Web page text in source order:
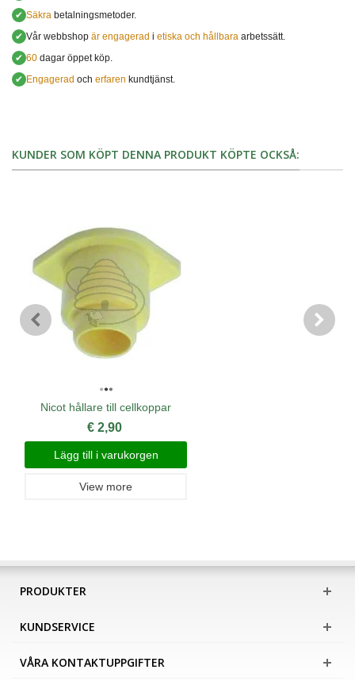
✔ Säkra betalningsmetoder.
✔ Vår webbshop är engagerad i etiska och hållbara arbetssätt.
✔ 60 dagar öppet köp.
✔ Engagerad och erfaren kundtjänst.
KUNDER SOM KÖPT DENNA PRODUKT KÖPTE OCKSÅ:
Nicot hållare till cellkoppar
€ 2,90
Lägg till i varukorgen
View more
PRODUKTER
KUNDSERVICE
VÅRA KONTAKTUPPGIFTER